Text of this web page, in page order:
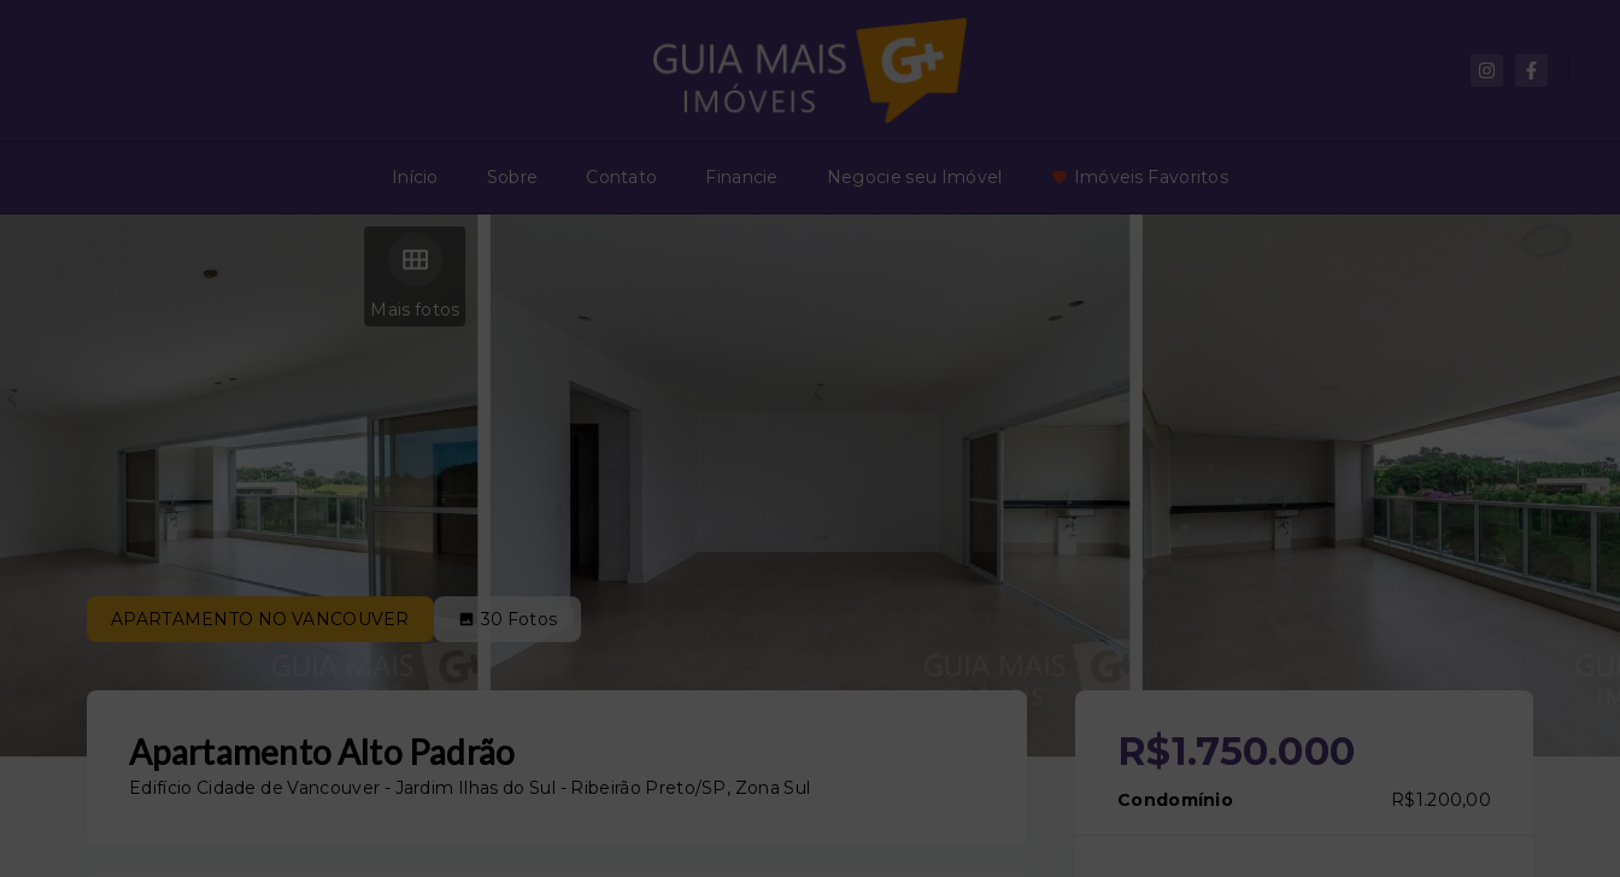
Início Sobre Contato Financie Negocie seu Imóvel Imóveis Favoritos
Mais fotos
APARTAMENTO NO VANCOUVER 30 Fotos
Apartamento Alto Padrão
Edifício Cidade de Vancouver - Jardim Ilhas do Sul - Ribeirão Preto/SP, Zona Sul
R$1.750.000
Condomínio R$1.200,00